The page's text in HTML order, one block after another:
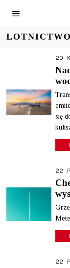
LOTNICTWO
20
się
22
22